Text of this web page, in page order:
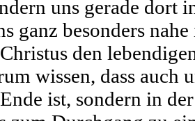
uns gerade dort
ganz besonders
den
wissen, dass auch
ist, sondern in